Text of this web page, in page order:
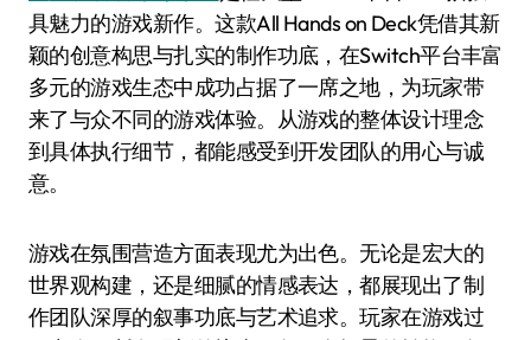
具魅力的游戏新作。这款All Hands on Deck凭借其新
颖的创意构思与扎实的制作功底，在Switch平台丰富
多元的游戏生态中成功占据了一席之地，为玩家带
来了与众不同的游戏体验。从游戏的整体设计理念
到具体执行细节，都能感受到开发团队的用心与诚
意。
游戏在氛围营造方面表现尤为出色。无论是宏大的
世界观构建，还是细腻的情感表达，都展现出了制
作团队深厚的叙事功底与艺术追求。玩家在游戏过